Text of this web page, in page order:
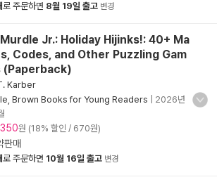
로 주문하면 8월 19일 출고 변경
Jr.: Holiday Hijinks!: 40+ Ma
Codes, and Other Puzzling Gam
(Paperback)
Karber
Brown Books for Young Readers
2026년
원 (18% 할인 / 670원)
판매
로 주문하면 10월 16일 출고 변경